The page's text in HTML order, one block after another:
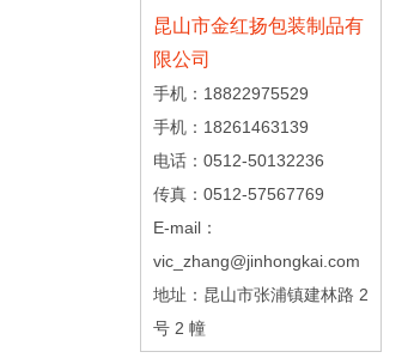
昆山市金红扬包装制品有
限公司
手机：18822975529
手机：18261463139
电话：0512-50132236
传真：0512-57567769
E-mail：
vic_zhang@jinhongkai.com
地址：昆山市张浦镇建林路 2
号 2 幢